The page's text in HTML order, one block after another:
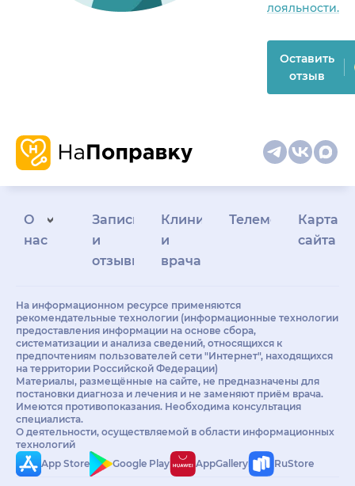
лояльности.
Оставить
отзыв
О
нас
Запись
и
отзывы
Клиникам
и
врачам
Телемедицина
Карта
сайта
На информационном ресурсе применяются
рекомендательные технологии (информационные технологии
предоставления информации на основе сбора,
систематизации и анализа сведений, относящихся к
предпочтениям пользователей сети "Интернет", находящихся
на территории Российской Федерации)
Материалы, размещённые на сайте, не предназначены для
постановки диагноза и лечения и не заменяют приём врача.
Имеются противопоказания. Необходима консультация
специалиста.
О деятельности, осуществляемой в области информационных
технологий
App Store
Google Play AppGallery RuStore